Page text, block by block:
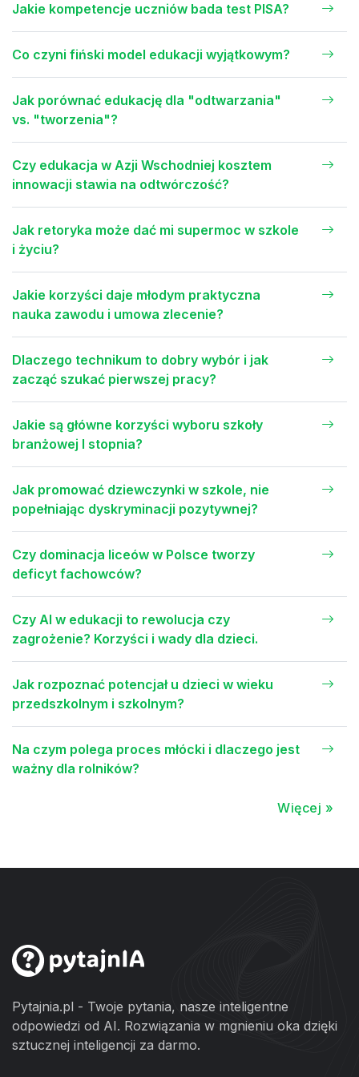
Jakie kompetencje uczniów bada test PISA?
Co czyni fiński model edukacji wyjątkowym?
Jak porównać edukację dla "odtwarzania"
vs. "tworzenia"?
Czy edukacja w Azji Wschodniej kosztem
innowacji stawia na odtwórczość?
Jak retoryka może dać mi supermoc w szkole
i życiu?
Jakie korzyści daje młodym praktyczna
nauka zawodu i umowa zlecenie?
Dlaczego technikum to dobry wybór i jak
zacząć szukać pierwszej pracy?
Jakie są główne korzyści wyboru szkoły
branżowej I stopnia?
Jak promować dziewczynki w szkole, nie
popełniając dyskryminacji pozytywnej?
Czy dominacja liceów w Polsce tworzy
deficyt fachowców?
Czy AI w edukacji to rewolucja czy
zagrożenie? Korzyści i wady dla dzieci.
Jak rozpoznać potencjał u dzieci w wieku
przedszkolnym i szkolnym?
Na czym polega proces młócki i dlaczego jest
ważny dla rolników?
Więcej »
Pytajnia.pl - Twoje pytania, nasze inteligentne
odpowiedzi od AI. Rozwiązania w mgnieniu oka dzięki
sztucznej inteligencji za darmo.